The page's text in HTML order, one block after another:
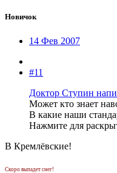
Новичок
14 Фев 2007
#11
Доктор Ступин
Может кто знает
В какие наши
Нажмите для
В Кремлёвские!
Скоро выпадет снег!